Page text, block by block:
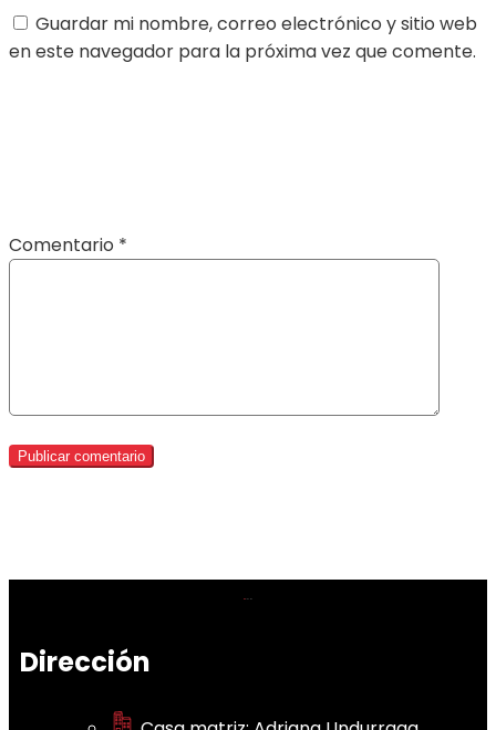
Guardar mi nombre, correo electrónico y sitio web
en este navegador para la próxima vez que comente.
Comentario *
Dirección